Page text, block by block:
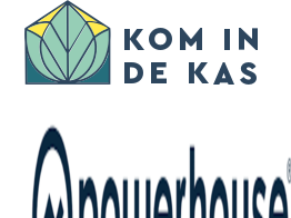
content
Open
mobile
menu
Close
mobile
menu